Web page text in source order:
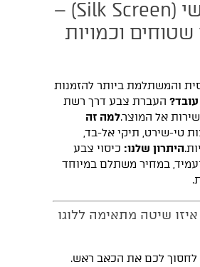
דפוס משי (Silk Screen) –
שטוחים וכמויות
והמשתלמת ביותר להזמנות
העברת צבע דרך רשת
אל המוצר.למה זה
טי-שירט, תיקי אל-בד,
היתרון שלנו: כיסוי צבע
במחיר משתלם במיוחד
שיטה מתאימה ללוגו
לחסוך לכם את הכאב ראש.